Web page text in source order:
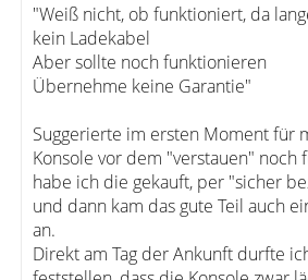
"Weiß nicht, ob funktioniert, da
kein Ladekabel
Aber sollte noch funktionieren
Übernehme keine Garantie"
Suggerierte im ersten Moment für
Konsole vor dem "verstauen" noch
habe ich die gekauft, per "sicher
und dann kam das gute Teil auch
an.
Direkt am Tag der Ankunft durfte